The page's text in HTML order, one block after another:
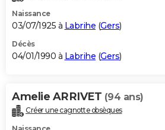
Naissance
03/07/1925 à Labrihe (Gers)
Décès
04/01/1990 à Labrihe (Gers)
Amelie ARRIVET (94 ans)
Créer une cagnotte obsèques